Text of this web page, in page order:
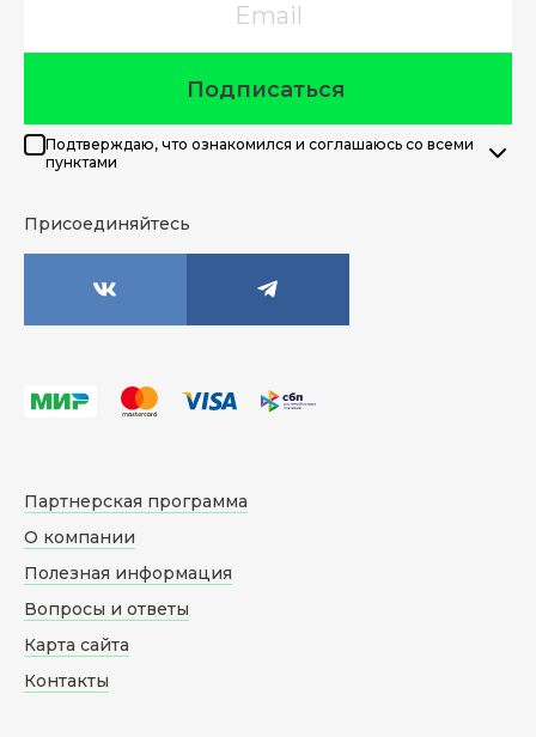
Подписаться
Подтверждаю, что ознакомился и соглашаюсь со всеми
пунктами
Присоединяйтесь
Партнерская программа
О компании
Полезная информация
Вопросы и ответы
Карта сайта
Контакты